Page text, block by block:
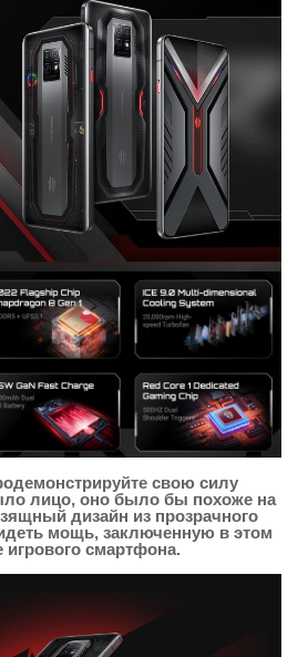
свою силу
лицо, оно было бы похоже на
дизайн из прозрачного
мощь, заключенную в этом
смартфона.